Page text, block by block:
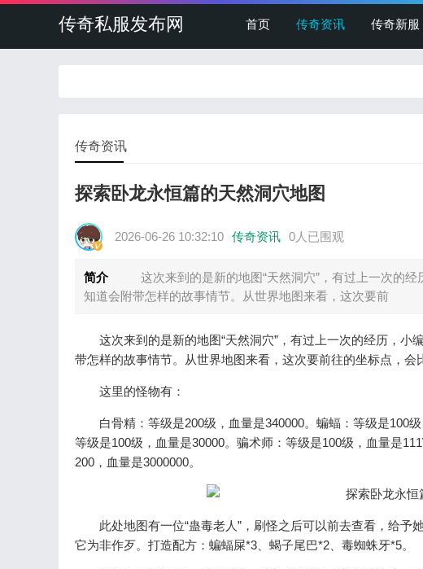
传奇私服发布网 首页 传奇资讯 传奇新服
传奇资讯
探索卧龙永恒篇的天然洞穴地图
2026-06-26 10:32:10 传奇资讯 0人已围观
简介
这次来到的是新的地图“天然洞穴”，有过上一次的经
知道会附带怎样的故事情节。从世界地图来看，这次要前
这次来到的是新的地图“天然洞穴”，有过上一次的经历，小
带怎样的故事情节。从世界地图来看，这次要前往的坐标点，会
这里的怪物有：
白骨精：等级是200级，血量是340000。蝙蝠：等级是100级
等级是100级，血量是30000。骗术师：等级是100级，血量是
200，血量是3000000。
此处地图有一位“蛊毒老人”，刷怪之后可以前去查看，给予
它为非作歹。打造配方：蝙蝠屎*3、蝎子尾巴*2、毒蜘蛛牙*5。